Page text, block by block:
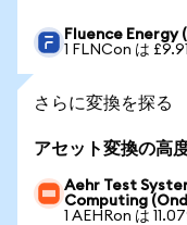
Fluence Energy
1 FLNCon は
さらに変換を探る
アセット変換の高
Aehr Test
Computing
1 AEHRon は